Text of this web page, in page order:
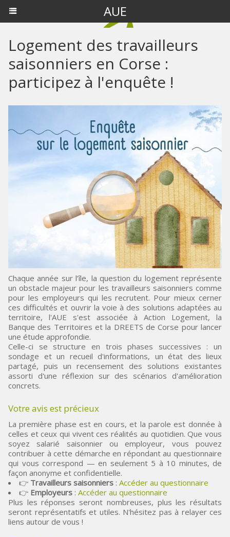
AUE
Logement des travailleurs
saisonniers en Corse :
participez à l'enquête !
Chaque année sur l’île, la question du logement représente
un obstacle majeur pour les travailleurs saisonniers comme
pour les employeurs qui les recrutent. Pour mieux cerner
ces difficultés et ouvrir la voie à des solutions adaptées au
territoire, l'AUE s'est associée à Action Logement, la
Banque des Territoires et la DREETS de Corse pour lancer
une étude approfondie.
Celle-ci se structure en trois phases successives : un
sondage et un recueil d'informations, un état des lieux
partagé, puis un recensement des solutions existantes
assorti d'une réflexion sur des scénarios d'amélioration
concrets.
Votre avis est précieux
La première phase est en cours, et la parole est donnée à
celles et ceux qui vivent ces réalités au quotidien. Que vous
soyez salarié saisonnier ou employeur, vous pouvez
contribuer à cette démarche en répondant au questionnaire
qui vous correspond — en seulement 5 à 10 minutes, de
façon anonyme et confidentielle.
👉 Travailleurs saisonniers : Accéder au questionnaire
👉 Employeurs : Accéder au questionnaire
Plus les réponses seront nombreuses, plus les résultats
seront représentatifs et utiles. N'hésitez pas à relayer ces
liens autour de vous !